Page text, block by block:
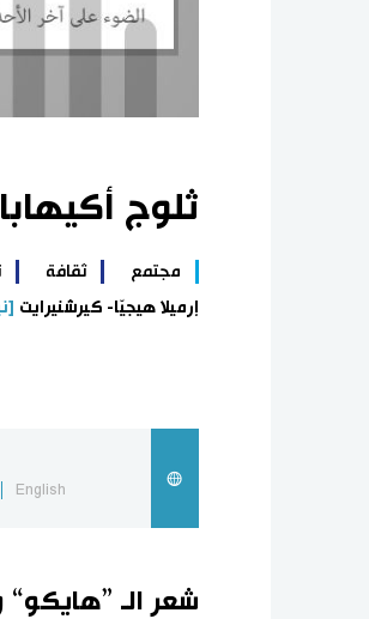
ثلوج
مجتمع ثقافة
إرميلا هيجيّا- كيرشنيرايت
English
شعر الـ ”هايكو“